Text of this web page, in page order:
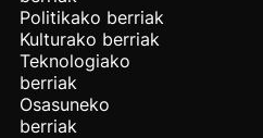
Politikako berriak
Kulturako berriak
Teknologiako
berriak
Osasuneko
berriak